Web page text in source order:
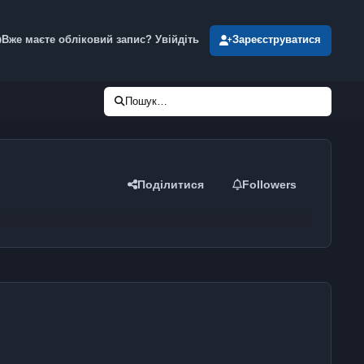
Вже маєте обліковий запис? Увійдіть Зареєструватися
Пошук…
Поділитися Followers